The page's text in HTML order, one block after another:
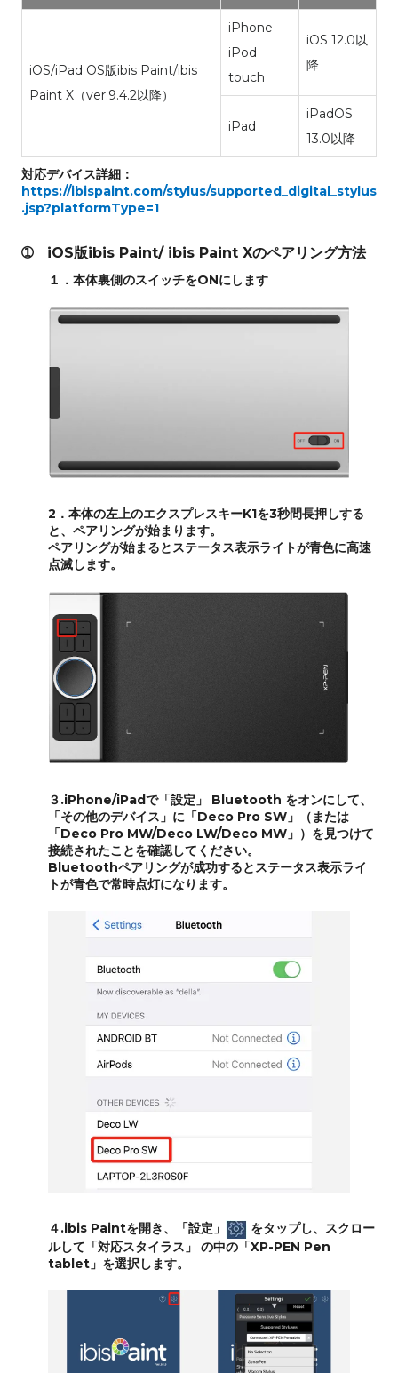
iOS/iPad OS版ibis Paint/ibis
Paint X（ver.9.4.2以降）
iPhone
iPod
touch
iOS 12.0以
降
iPad
iPadOS
13.0以降
対応デバイス詳細：
https://ibispaint.com/stylus/supported_digital_stylus
.jsp?platformType=1
➀ iOS版ibis Paint/ ibis Paint Xのペアリング方法
１．本体裏側のスイッチをONにします
2．本体の左上のエクスプレスキーK1を3秒間長押しする
と、ペアリングが始まります。
ペアリングが始まるとステータス表示ライトが青色に高速
点滅します。
３.iPhone/iPadで「設定」 Bluetooth をオンにして、
「その他のデバイス」に「Deco Pro SW」（または
「Deco Pro MW/Deco LW/Deco MW」）を見つけて
接続されたことを確認してください。
Bluetoothペアリングが成功するとステータス表示ライ
トが青色で常時点灯になります。
４.ibis Paintを開き、「設定」
をタップし、スクロー
ルして「対応スタイラス」 の中の「XP-PEN Pen
tablet」を選択します。